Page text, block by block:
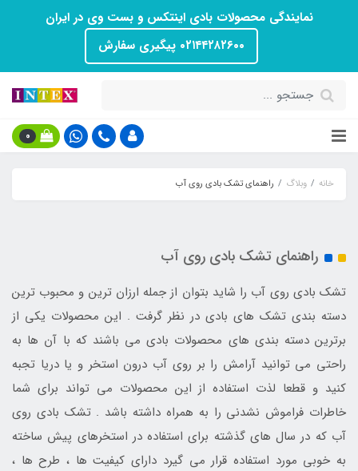
نمایندگی محصولات بادی اینتکس و بست وی در ایران
۰۲۱۴۴۲۸۲۶۰۰ پیگیری سفارش
0
خانه وبلاگ راهنمای تشک بادی روی آب
راهنمای تشک بادی روی آب
تشک بادی روی آب را شاید بتوان از جمله ارزان ترین و محبوب ترین
دسته بندی تشک های بادی در نظر گرفت . این محصولات یکی از
برترین دسته بندی های محصولات بادی می باشند که با آن ها به
راحتی می توانید آرامش را بر روی آب درون استخر و یا دریا تجبه
کنید و قطعا لذت استفاده از این محصولات می تواند برای شما
خاطرات فراموش نشدنی را به همراه داشته باشد . تشک بادی روی
آب که در سال های گذشته برای استفاده در استخرهای پیش ساخته
به خوبی مورد استفاده قرار می گیرد دارای کیفیت ها ، طرح ها ،